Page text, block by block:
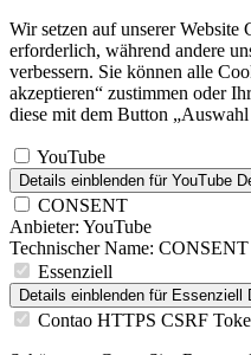
Wir setzen auf unserer
erforderlich, während andere
verbessern. Sie können alle
akzeptieren“ zustimmen oder
diese mit dem Button
YouTube
Details einblenden für YouTube
CONSENT
Anbieter: YouTube
Technischer Name: CONSENT
Essenziell
Details einblenden für Essenziell
Contao HTTPS CSRF